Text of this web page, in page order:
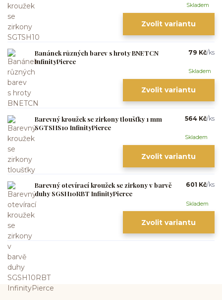
Skladem
Zvolit variantu
Banánek různých barev s hroty BNETCN
InfinityPierce
79 Kč/ks
Skladem
Zvolit variantu
Barevný kroužek se zirkony tloušťky 1 mm
SGTSHS10 InfinityPierce
564 Kč/ks
Skladem
Zvolit variantu
Barevný otevírací kroužek se zirkony v barvě
duhy SGSH10RBT InfinityPierce
601 Kč/ks
Skladem
Zvolit variantu